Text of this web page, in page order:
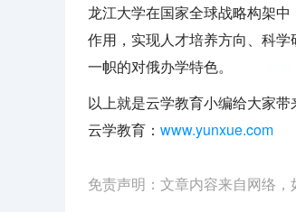
龙江大学在国家全球战略构架
作用，实现人才培养方向、科
一帜的对俄办学特色。
以上就是云学教育小编给大家
云学教育： www.yunxue.com
免责声明：文章内容来自网络，